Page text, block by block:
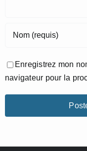
Enregistrez mon
navigateur pour la